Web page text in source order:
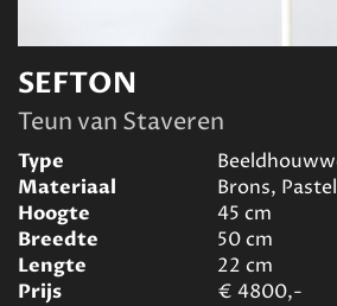
SEFTON
Teun van Staveren
Type
Materiaal
Brons,
Hoogte
45 cm
Breedte
50cm
Lengte
22 cm
Prijs
€ 4800,-